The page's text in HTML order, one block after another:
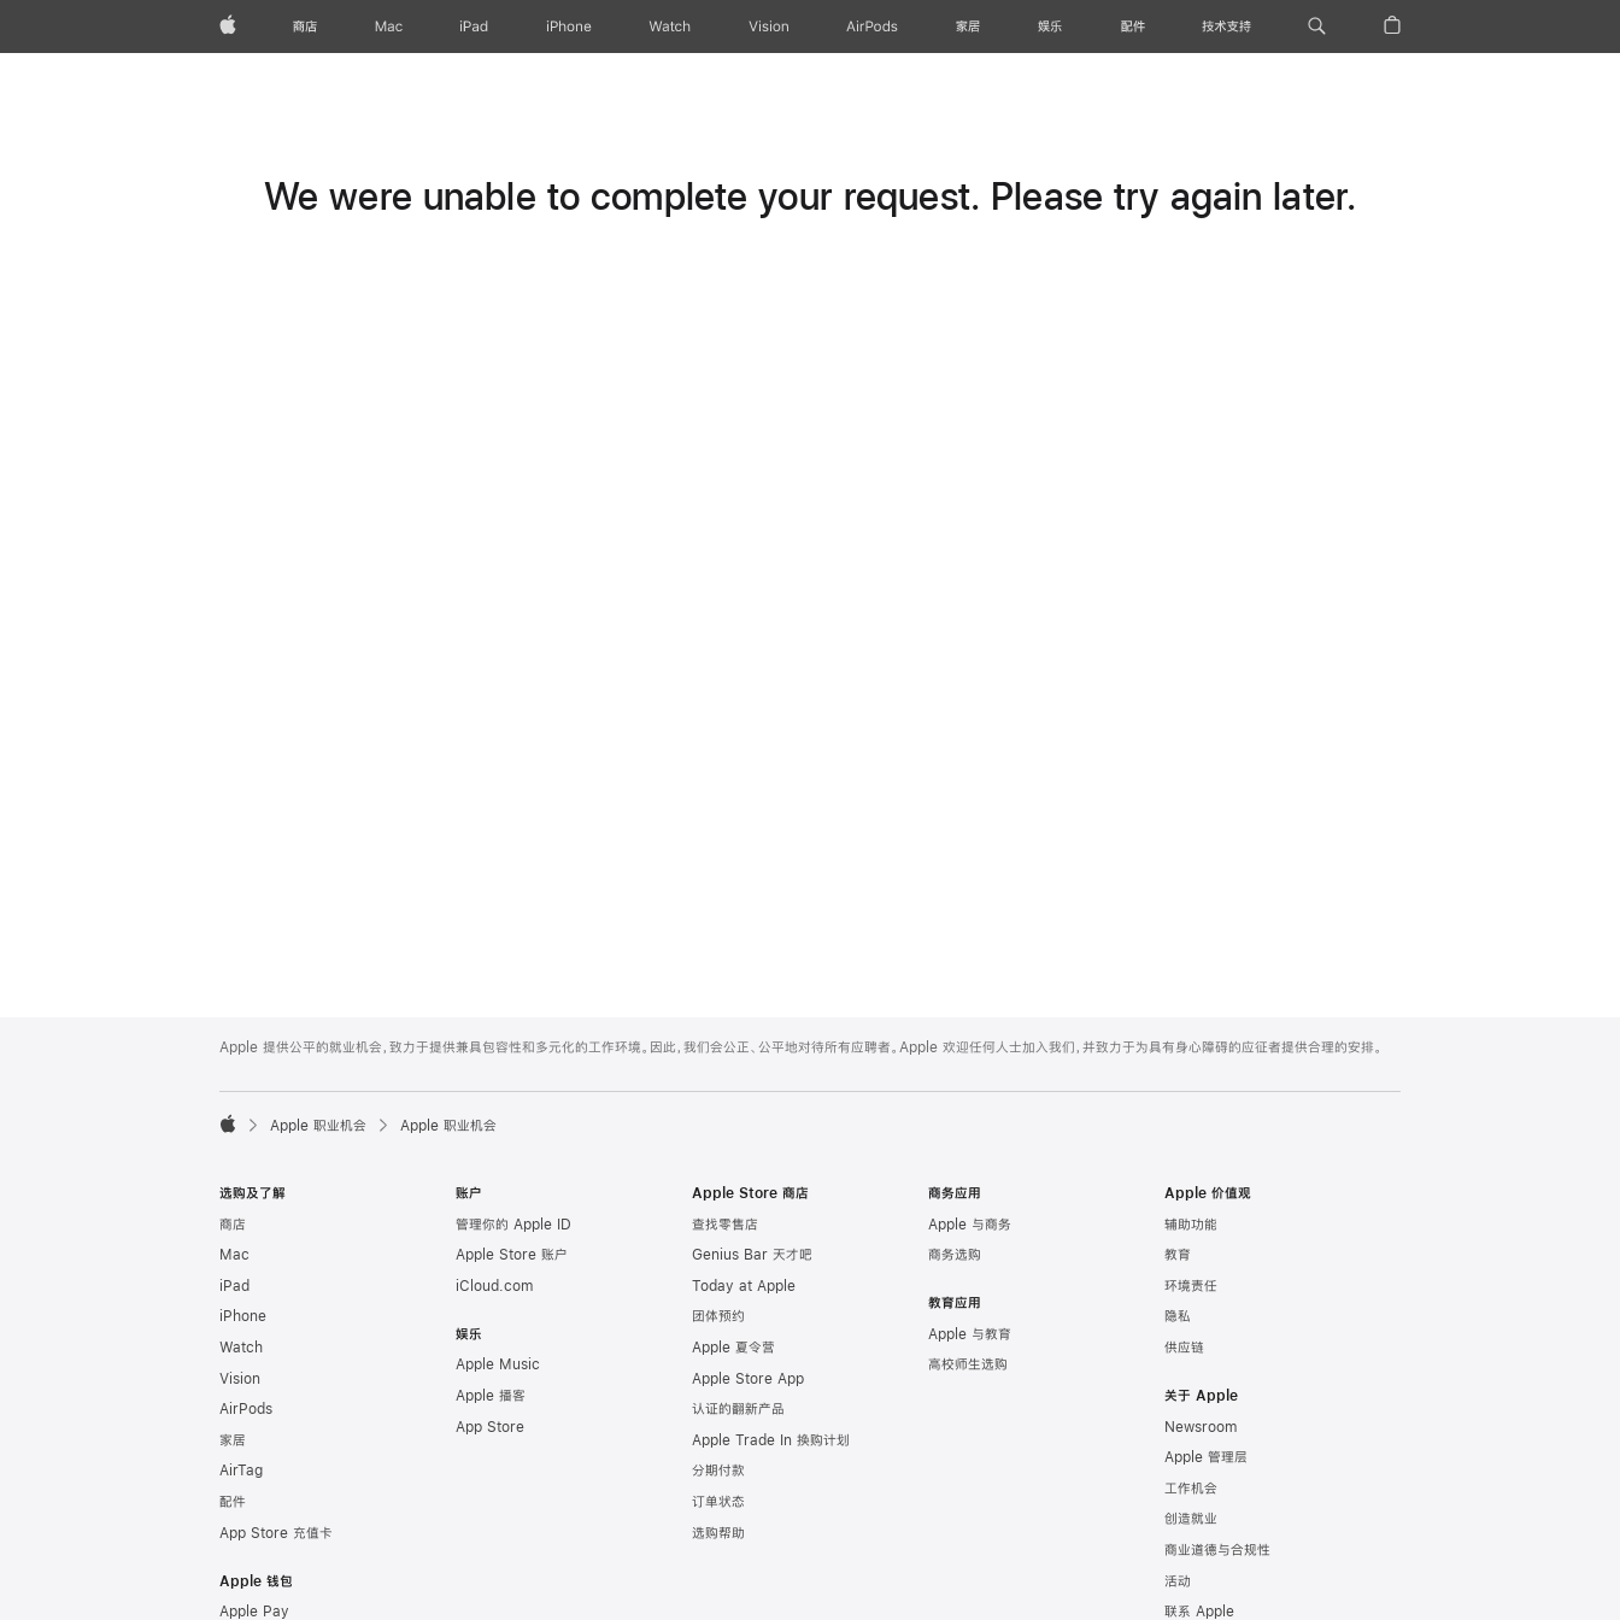
Apple 商店 Mac iPad iPhone Watch Vision AirPods 家居 娱乐 配件 技术支持
We were unable to complete your request. Please try again later.
Footer
Apple 提供公平的就业机会，致力于提供兼具包容性和多元化的工作环境。因此，我们会公正、公平地对待所有应聘者。Apple 欢迎任何人士加入我们，并致力于为具有身心障碍的应征者提供合理的安排。

Apple 职业机会 Apple 职业机会
选购及了解
商店
Mac
iPad
iPhone
Watch
Vision
AirPods
家居
AirTag
配件
App Store 充值卡
Apple 钱包
Apple Pay
账户
管理你的 Apple ID
Apple Store 账户
iCloud.com
娱乐
Apple Music
Apple 播客
App Store
Apple Store 商店
查找零售店
Genius Bar 天才吧
Today at Apple
团体预约
Apple 夏令营
Apple Store App
认证的翻新产品
Apple Trade In 换购计划
分期付款
订单状态
选购帮助
商务应用
Apple 与商务
商务选购
教育应用
Apple 与教育
高校师生选购
Apple 价值观
辅助功能
教育
环境责任
隐私
供应链
关于 Apple
Newsroom
Apple 管理层
工作机会
创造就业
商业道德与合规性
活动
联系 Apple